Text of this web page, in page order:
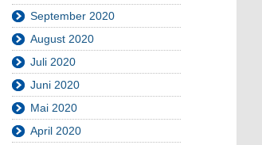
September 2020
August 2020
Juli 2020
Juni 2020
Mai 2020
April 2020